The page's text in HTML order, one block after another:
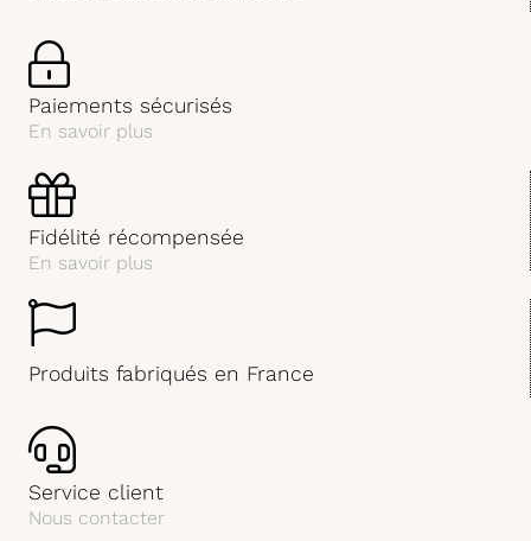
Paiements sécurisés
En savoir plus
Fidélité récompensée
En savoir plus
Produits fabriqués en France
Service client
Nous contacter